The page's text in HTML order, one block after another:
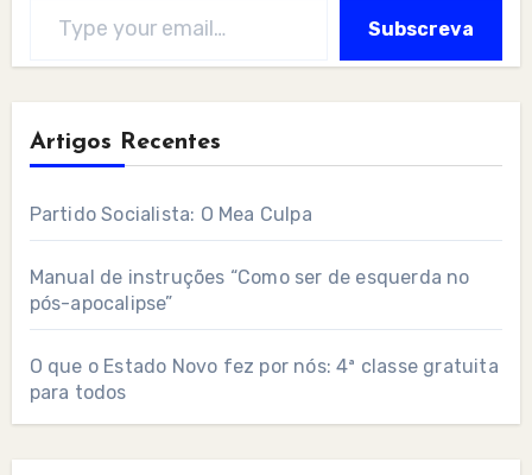
Subscreva
Artigos Recentes
Partido Socialista: O Mea Culpa
Manual de instruções “Como ser de esquerda no
pós-apocalipse”
O que o Estado Novo fez por nós: 4ª classe gratuita
para todos